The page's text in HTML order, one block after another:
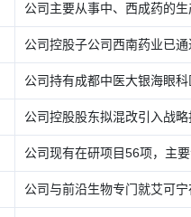
公司主要从事中、西成药的
公司控股子公司西南药业已
公司持有成都中医大银海眼
公司控股股东拟混改引入战
公司现有在研项目56项，主
公司与前沿生物专门就艾可